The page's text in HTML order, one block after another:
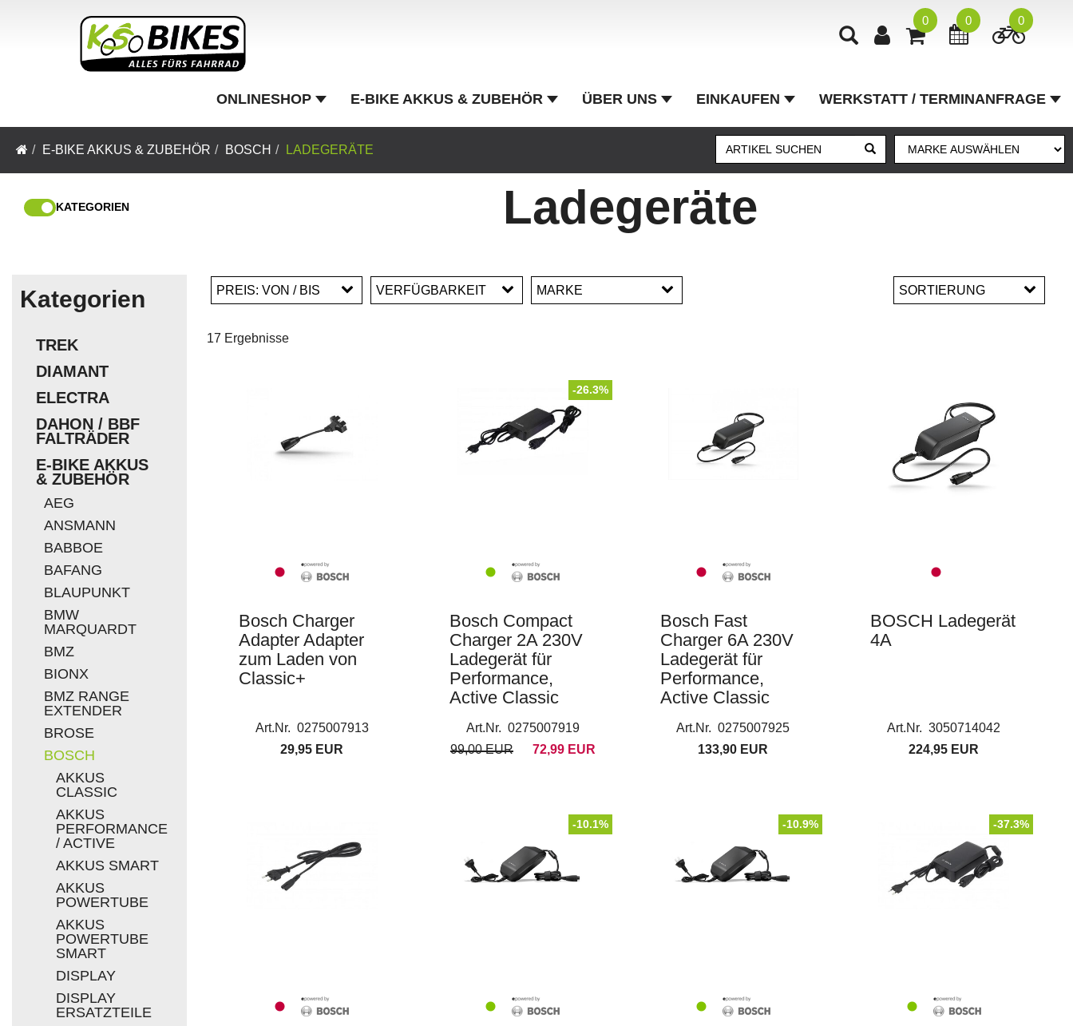
0 0 0
ONLINESHOP E-BIKE AKKUS & ZUBEHÖR ÜBER UNS EINKAUFEN WERKSTATT / TERMINANFRAGE
E-BIKE AKKUS & ZUBEHÖR BOSCH LADEGERÄTE
KATEGORIEN Ladegeräte
Kategorien
TREK
DIAMANT
ELECTRA
DAHON / BBF
FALTRÄDER
E-BIKE AKKUS
& ZUBEHÖR
AEG
ANSMANN
BABBOE
BAFANG
BLAUPUNKT
BMW
MARQUARDT
BMZ
BIONX
BMZ RANGE
EXTENDER
BROSE
BOSCH
AKKUS
CLASSIC
AKKUS
PERFORMANCE
/ ACTIVE
AKKUS SMART
AKKUS
POWERTUBE
AKKUS
POWERTUBE
SMART
DISPLAY
DISPLAY
ERSATZTEILE
SORTIERUNG
PREIS: VON / BIS VERFÜGBARKEIT MARKE
Maratron
17 Ergebnisse
Bosch Charger
Adapter Adapter
zum Laden von
Classic+
Art.Nr. 0275007913
29,95 EUR
-26.3%
Bosch Compact
Charger 2A 230V
Ladegerät für
Performance,
Active Classic
Art.Nr. 0275007919
99,00 EUR
72,99 EUR
Bosch Fast
Charger 6A 230V
Ladegerät für
Performance,
Active Classic
Art.Nr. 0275007925
133,90 EUR
BOSCH Ladegerät
4A
Art.Nr. 3050714042
224,95 EUR
-10.1% -10.9% -37.3%